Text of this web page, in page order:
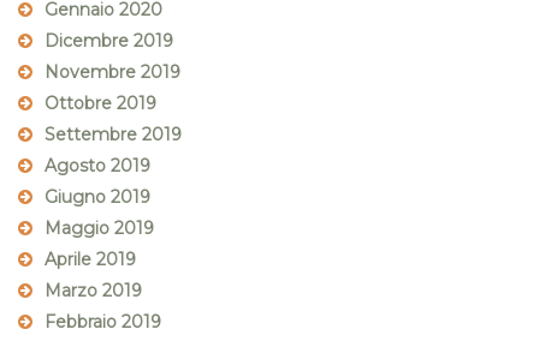
Gennaio 2020
Dicembre 2019
Novembre 2019
Ottobre 2019
Settembre 2019
Agosto 2019
Giugno 2019
Maggio 2019
Aprile 2019
Marzo 2019
Febbraio 2019